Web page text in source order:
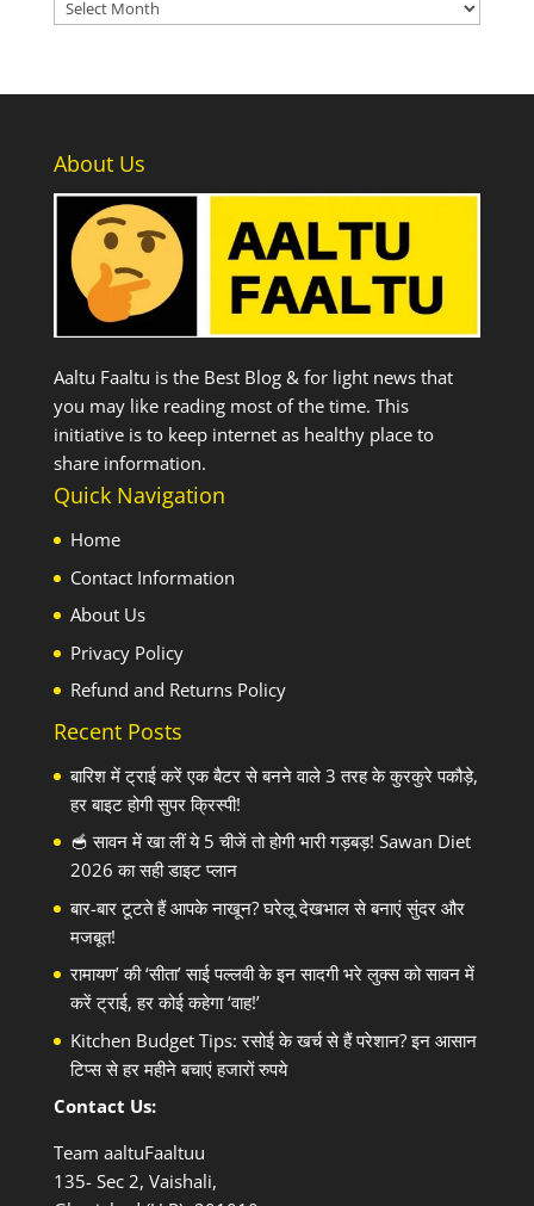
Archives
About Us
Aaltu Faaltu is the Best Blog & for light news that
you may like reading most of the time. This
initiative is to keep internet as healthy place to
share information.
Quick Navigation
Home
Contact Information
About Us
Privacy Policy
Refund and Returns Policy
Recent Posts
बारिश में ट्राई करें एक बैटर से बनने वाले 3 तरह के कुरकुरे पकौड़े,
हर बाइट होगी सुपर क्रिस्पी!
🥣 सावन में खा लीं ये 5 चीजें तो होगी भारी गड़बड़! Sawan Diet
2026 का सही डाइट प्लान
बार-बार टूटते हैं आपके नाखून? घरेलू देखभाल से बनाएं सुंदर और
मजबूत!
रामायण’ की ‘सीता’ साई पल्लवी के इन सादगी भरे लुक्स को सावन में
करें ट्राई, हर कोई कहेगा ‘वाह!’
Kitchen Budget Tips: रसोई के खर्च से हैं परेशान? इन आसान
टिप्स से हर महीने बचाएं हजारों रुपये
Contact Us:
Team aaltuFaaltuu
135- Sec 2, Vaishali,